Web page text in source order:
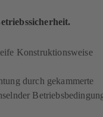
Konstruktionsweise
durch gekammerte